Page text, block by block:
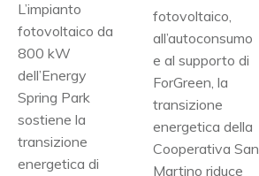
L’impianto
fotovoltaico da
800 kW
dell’Energy
Spring Park
sostiene la
transizione
energetica di
fotovoltaico,
all’autoconsumo
e al supporto di
ForGreen, la
transizione
energetica della
Cooperativa San
Martino riduce